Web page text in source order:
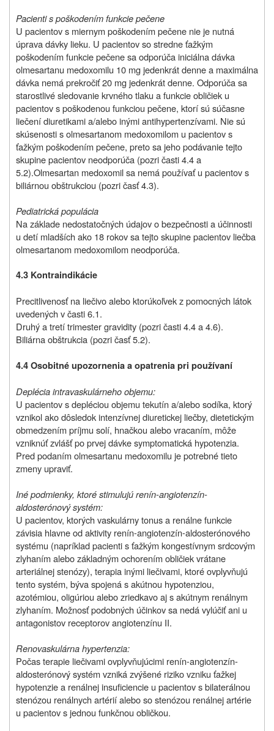
Pacienti s poškodením funkcie pečene
U pacientov s miernym poškodením pečene nie je nutná
úprava dávky lieku. U pacientov so stredne ťažkým
poškodením funkcie pečene sa odporúča iniciálna dávka
olmesartanu medoxomilu 10 mg jedenkrát denne a maximálna
dávka nemá prekročiť 20 mg jedenkrát denne. Odporúča sa
starostlivé sledovanie krvného tlaku a funkcie obličiek u
pacientov s poškodenou funkciou pečene, ktorí sú súčasne
liečení diuretikami a/alebo inými antihypertenzívami. Nie sú
skúsenosti s olmesartanom medoxomilom u pacientov s
ťažkým poškodením pečene, preto sa jeho podávanie tejto
skupine pacientov neodporúča (pozri časti 4.4 a
5.2).Olmesartan medoxomil sa nemá používať u pacientov s
biliárnou obštrukciou (pozri časť 4.3).
Pediatrická populácia
Na základe nedostatočných údajov o bezpečnosti a účinnosti
u detí mladších ako 18 rokov sa tejto skupine pacientov liečba
olmesartanom medoxomilom neodporúča.
4.3 Kontraindikácie
Precitlivenosť na liečivo alebo ktorúkoľvek z pomocných látok
uvedených v časti 6.1.
Druhý a tretí trimester gravidity (pozri časti 4.4 a 4.6).
Biliárna obštrukcia (pozri časť 5.2).
4.4 Osobitné upozornenia a opatrenia pri používaní
Deplécia intravaskulárneho objemu:
U pacientov s depléciou objemu tekutín a/alebo sodíka, ktorý
vznikol ako dôsledok intenzívnej diuretickej liečby, dietetickým
obmedzením príjmu solí, hnačkou alebo vracaním, môže
vzniknúť zvlášť po prvej dávke symptomatická hypotenzia.
Pred podaním olmesartanu medoxomilu je potrebné tieto
zmeny upraviť.
Iné podmienky, ktoré stimulujú renín-angiotenzín-
aldosterónový systém:
U pacientov, ktorých vaskulárny tonus a renálne funkcie
závisia hlavne od aktivity renín-angiotenzín-aldosterónového
systému (napríklad pacienti s ťažkým kongestívnym srdcovým
zlyhaním alebo základným ochorením obličiek vrátane
arteriálnej stenózy), terapia inými liečivami, ktoré ovplyvňujú
tento systém, býva spojená s akútnou hypotenziou,
azotémiou, oligúriou alebo zriedkavo aj s akútnym renálnym
zlyhaním. Možnosť podobných účinkov sa nedá vylúčiť ani u
antagonistov receptorov angiotenzínu II.
Renovaskulárna hypertenzia:
Počas terapie liečivami ovplyvňujúcimi renín-angiotenzín-
aldosterónový systém vzniká zvýšené riziko vzniku ťažkej
hypotenzie a renálnej insuficiencie u pacientov s bilaterálnou
stenózou renálnych artérií alebo so stenózou renálnej artérie
u pacientov s jednou funkčnou obličkou.